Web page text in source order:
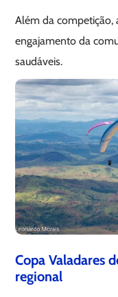
Além da competição,
engajamento da
saudáveis.
Copa Valadares
regional